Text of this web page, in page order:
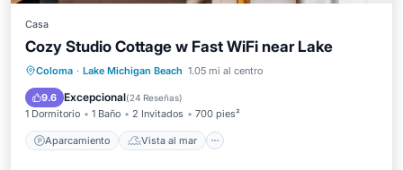
Casa
Cozy Studio Cottage w Fast WiFi near Lake
Coloma · Lake Michigan Beach 1.05 mi al centro
9.6 Excepcional(24 Reseñas)
1 Dormitorio 1 Baño 2 Invitados 700 pies²
Aparcamiento Vista al mar
Aparcamiento
Vista al mar
Balcón/Terraza